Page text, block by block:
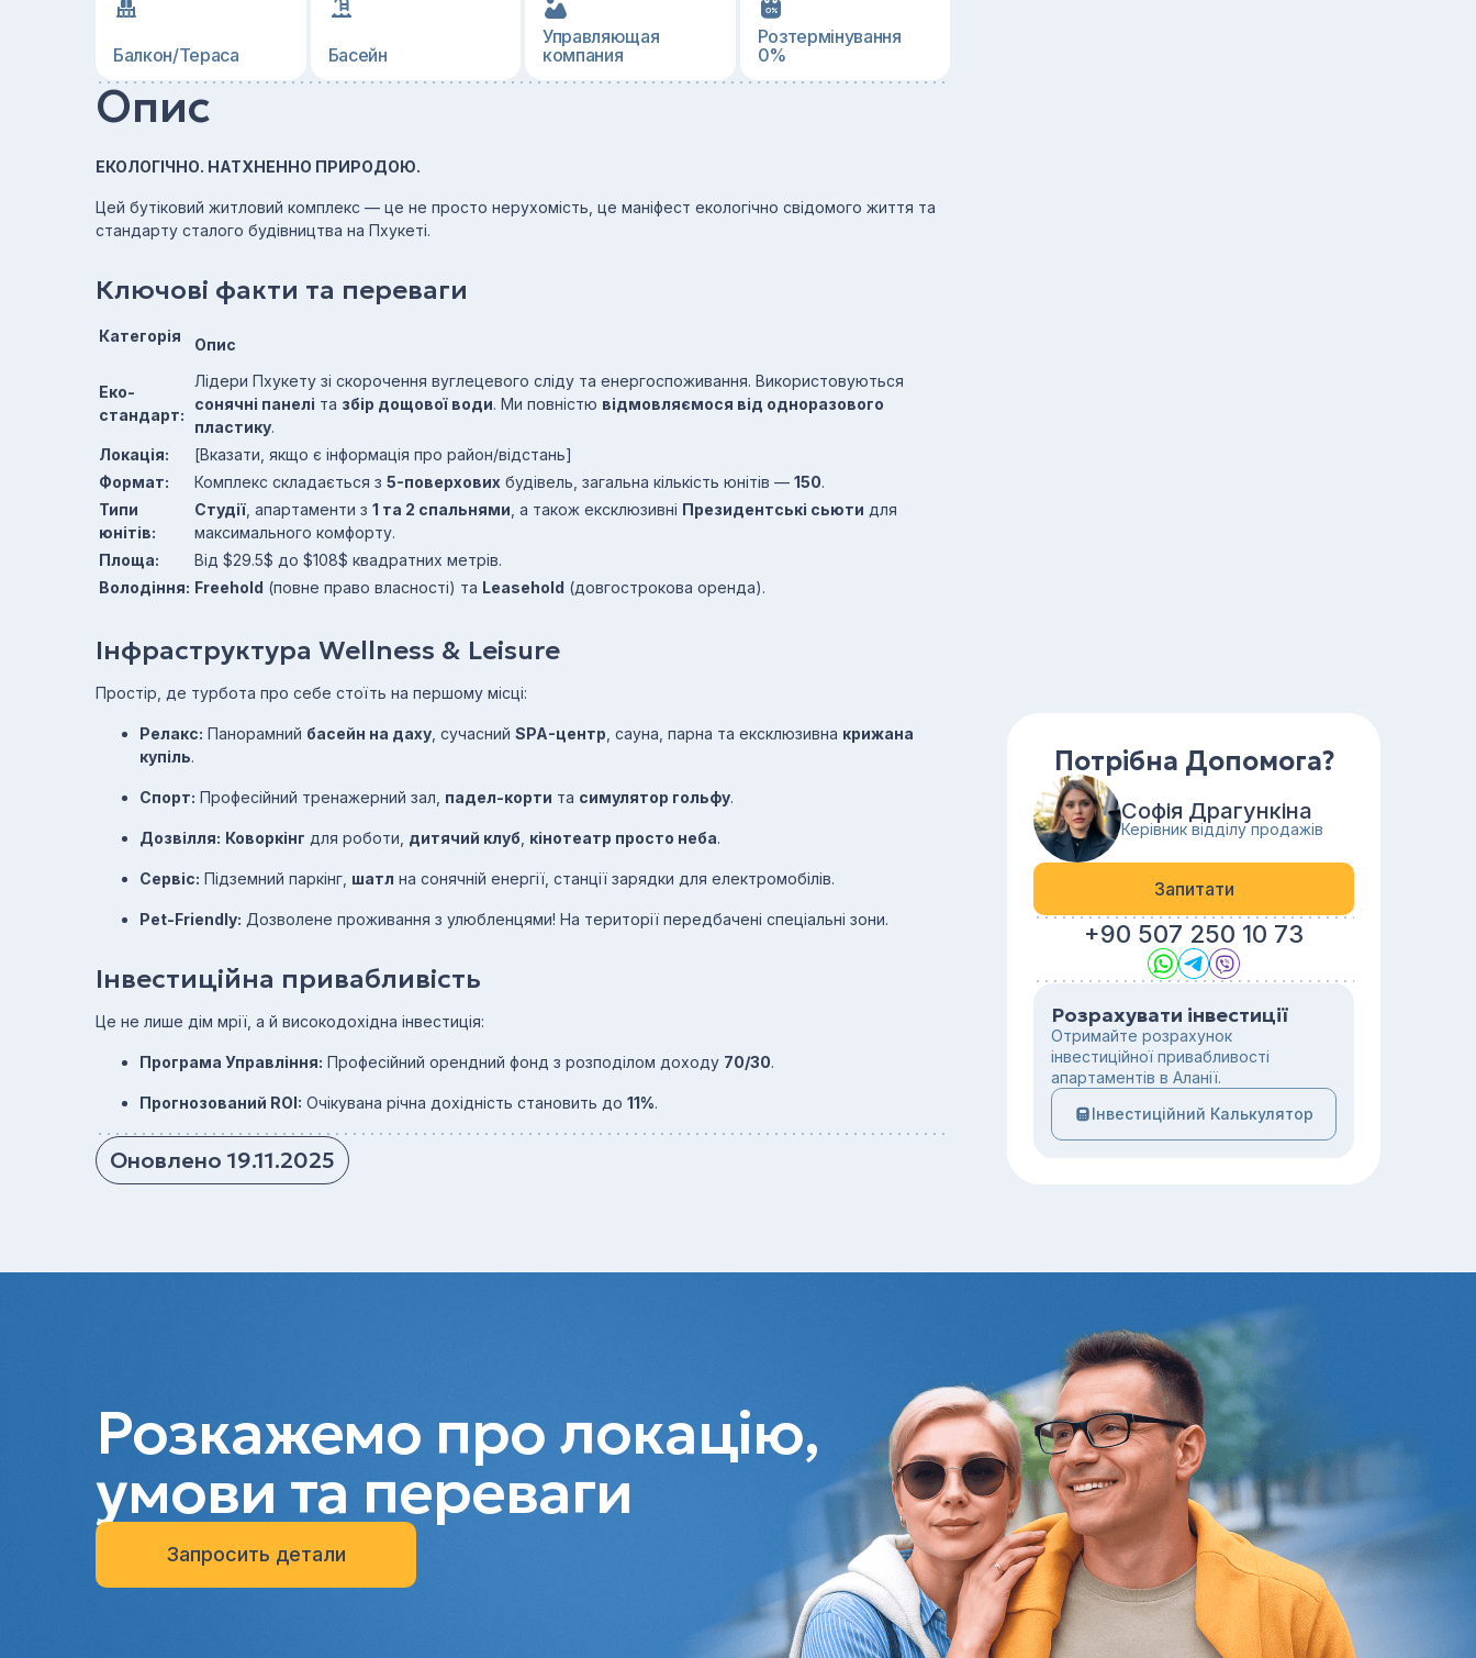
Балкон/Тераса Басейн
Управляющая
компания
Розтермінування
0%
Опис
ЕКОЛОГІЧНО. НАТХНЕННО ПРИРОДОЮ.
Цей бутіковий житловий комплекс — це не просто нерухомість, це маніфест екологічно свідомого життя та
стандарту сталого будівництва на Пхукеті.
Ключові факти та переваги
Категорія Опис
Еко-
стандарт:
Лідери Пхукету зі скорочення вуглецевого сліду та енергоспоживання. Використовуються
сонячні панелі та збір дощової води. Ми повністю відмовляємося від одноразового
пластику.
Локація:
[Вказати, якщо є інформація про район/відстань]
Формат:
Комплекс складається з 5-поверхових будівель, загальна кількість юнітів — 150.
Типи
юнітів:
Студії , апартаменти з 1 та 2 спальнями , а також ексклюзивні Президентські сьюти для
максимального комфорту.
Площа:
Від $29.5$ до $108$ квадратних метрів.
Володіння: Freehold (повне право власності) та Leasehold (довгострокова оренда).
Інфраструктура Wellness & Leisure
Простір, де турбота про себе стоїть на першому місці:
Релакс: Панорамний басейн на даху , сучасний SPA-центр , сауна, парна та ексклюзивна крижана
купіль.
Спорт: Професійний тренажерний зал, падел-корти та симулятор гольфу.
Дозвілля: Коворкінг для роботи, дитячий клуб кінотеатр просто неба.
Сервіс: Підземний паркінг, шатл на сонячній енергії, станції зарядки для електромобілів.
Pet-Friendly: Дозволене проживання з улюбленцями! На території передбачені спеціальні зони.
Інвестиційна привабливість
Це не лише дім мрії, а й високодохідна інвестиція:
Програма Управління: Професійний орендний фонд з розподілом доходу 70/30.
Прогнозований ROI: Очікувана річна дохідність становить до 11%.
Оновлено 19.11.2025
Потрібна Допомога?
Софія Драгункіна
Керівник відділу продажів
Запитати
+90 507 250 10 73
Розрахувати інвестиції
Отримайте розрахунок
інвестиційної привабливості
апартаментів в Аланії.
Інвестиційний Калькулятор
Розкажемо про локацію,
умови та переваги
Запросить детали